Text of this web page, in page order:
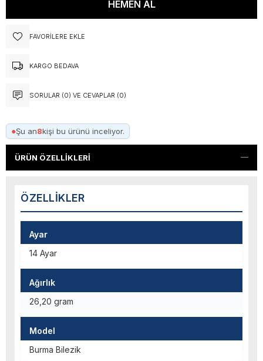
FAVORILERE EKLE
KARGO BEDAVA
SORULAR (0) VE CEVAPLAR (0)
●Şu an8kişi bu ürünü inceliyor.
ÜRÜN ÖZELLIKLERI
ÖZELLIKLER
Ayar
14 Ayar
Ağırlık
26,20 gram
Model
Burma Bilezik